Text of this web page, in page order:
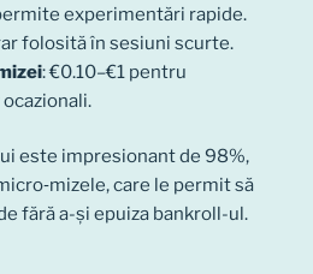
experimentări rapide.
folosită în sesiuni scurte.
: €0.10–€1 pentru
este impresionant de 98%,
care le permit să
fără a-și epuiza bankroll-ul.